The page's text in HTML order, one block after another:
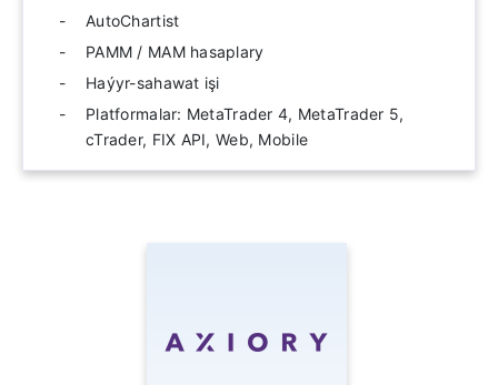
AutoChartist
PAMM / MAM hasaplary
Haýyr-sahawat işi
Platformalar: MetaTrader 4, MetaTrader 5,
cTrader, FIX API, Web, Mobile